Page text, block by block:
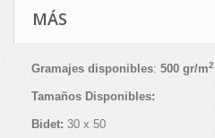
MÁS
Gramajes disponibles: 500 gr/m2
Tamaños Disponibles:
Bidet: 30 x 50